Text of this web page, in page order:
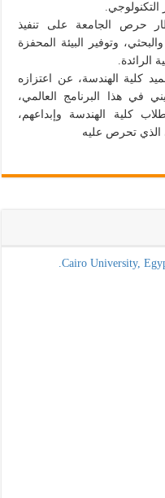
حرص الجامعة على تنفيذ
وتوفير البيئة المحفزة
الرائدة.
كلية الهندسة، عن اعتزازه
في هذا البرنامج العالمي،
كلية الهندسة وإبداعهم،
الذي تحرص عليه
Cairo University,